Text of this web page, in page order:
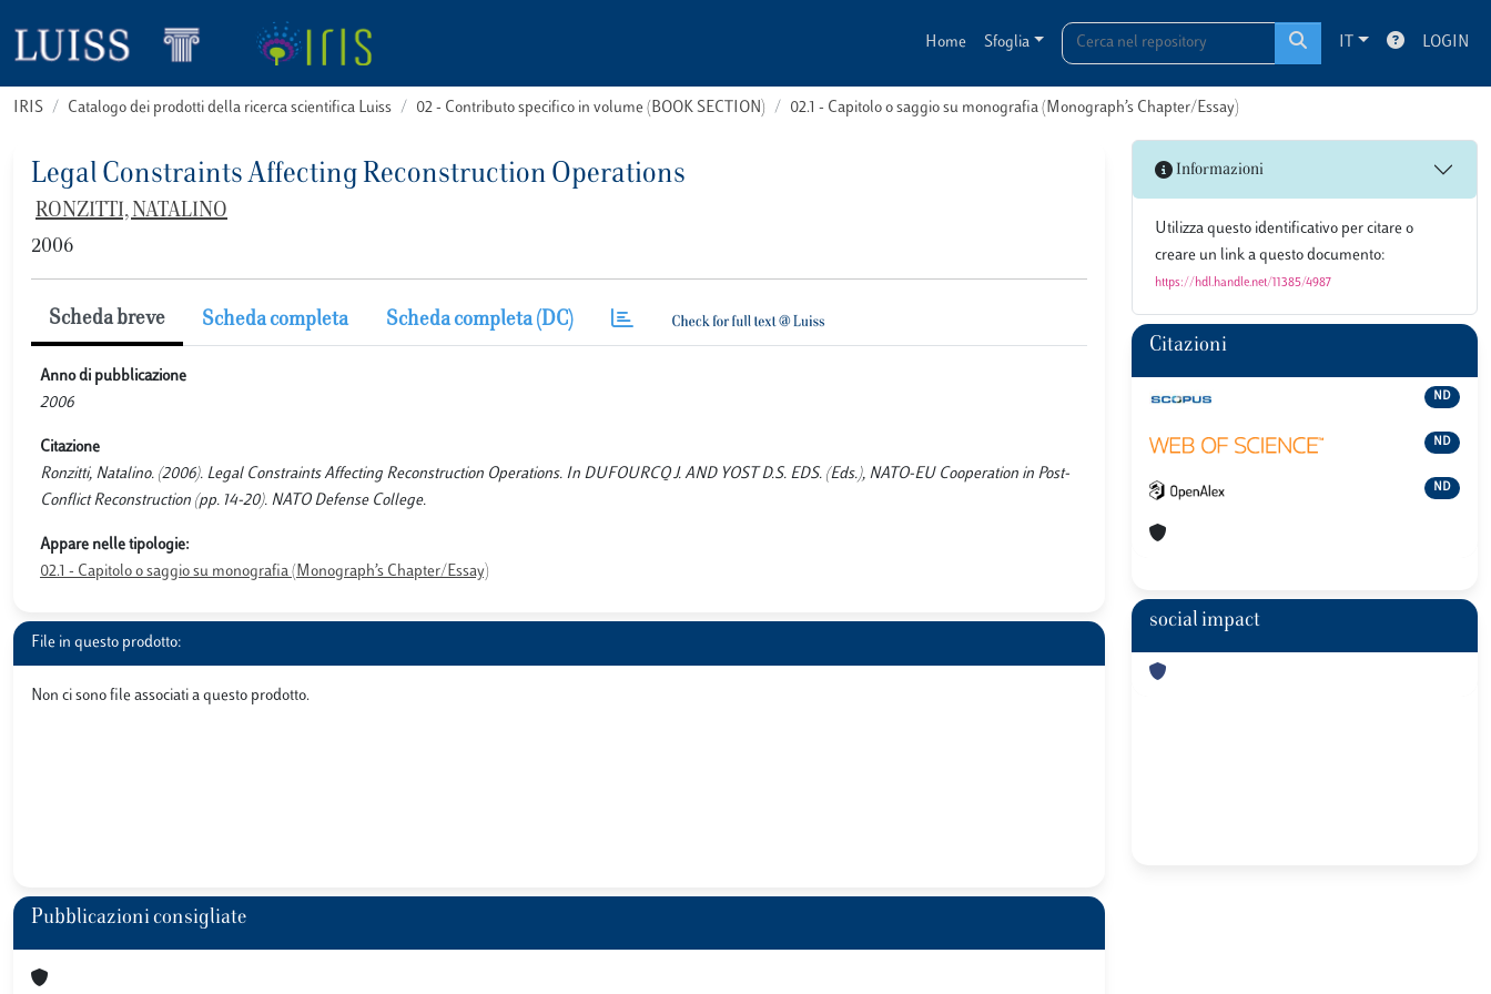
Home Sfoglia IT LOGIN
IRIS Catalogo dei prodotti della ricerca scientifica Luiss 02 - Contributo specifico in volume (BOOK SECTION) 02.1 - Capitolo o saggio su monografia (Monograph’s Chapter/Essay)
Legal Constraints Affecting Reconstruction Operations
RONZITTI, NATALINO
2006
Scheda breve Scheda completa Scheda completa (DC)
Anno di pubblicazione
2006
Citazione
Ronzitti, Natalino. (2006). Legal Constraints Affecting Reconstruction Operations. In DUFOURCQ J. AND YOST D.S. EDS. (Eds.), NATO-EU Cooperation in Post-
Conflict Reconstruction (pp. 14-20). NATO Defense College.
Appare nelle tipologie:
02.1 - Capitolo o saggio su monografia (Monograph’s Chapter/Essay)
File in questo prodotto:
Non ci sono file associati a questo prodotto.
Pubblicazioni consigliate
Informazioni
Utilizza questo identificativo per citare o
creare un link a questo documento:
https://hdl.handle.net/11385/4987
Citazioni
ND
ND
ND
social impact